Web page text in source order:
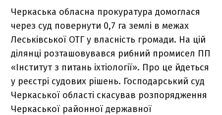
Черкаська обласна прокуратура домоглася
через суд повернути 0,7 га землі в межах
Леськівської ОТГ у власність громади. На цій
ділянці розташовувався рибний промисел ПП
«Інститут з питань іхтіології». Про це йдеться
у реєстрі судових рішень. Господарський суд
Черкаської області скасував розпорядження
Черкаської районної державної